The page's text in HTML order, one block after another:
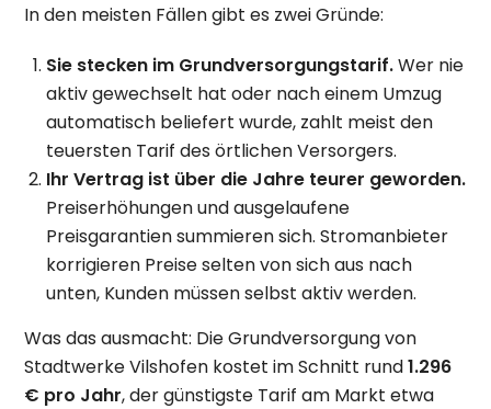
In den meisten Fällen gibt es zwei Gründe:
Sie stecken im Grundversorgungstarif.Wer nie
aktiv gewechselt hat oder nach einem Umzug
automatisch beliefert wurde, zahlt meist den
teuersten Tarif des örtlichen Versorgers.
Ihr Vertrag ist über die Jahre teurer geworden.
Preiserhöhungen und ausgelaufene
Preisgarantien summieren sich. Stromanbieter
korrigieren Preise selten von sich aus nach
unten, Kunden müssen selbst aktiv werden.
Was das ausmacht: Die Grundversorgung von
Stadtwerke Vilshofen kostet im Schnitt rund1.296
€ pro Jahr, der günstigste Tarif am Markt etwa